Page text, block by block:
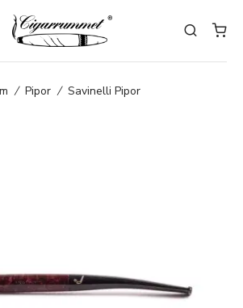
/ Pipor / Savinelli Pipor